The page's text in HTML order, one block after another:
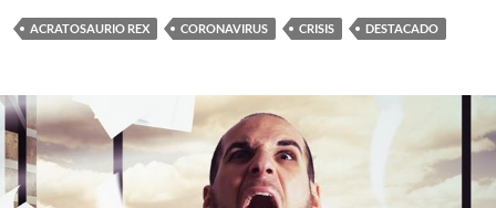
ACRATOSAURIO REX CORONAVIRUS CRISIS DESTACADO